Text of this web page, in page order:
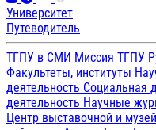
Университет
Путеводитель
ТГПУ в СМИ Миссия ТГПУ
Факультеты, институты
деятельность Социальная
деятельность Научные
Центр выставочной и